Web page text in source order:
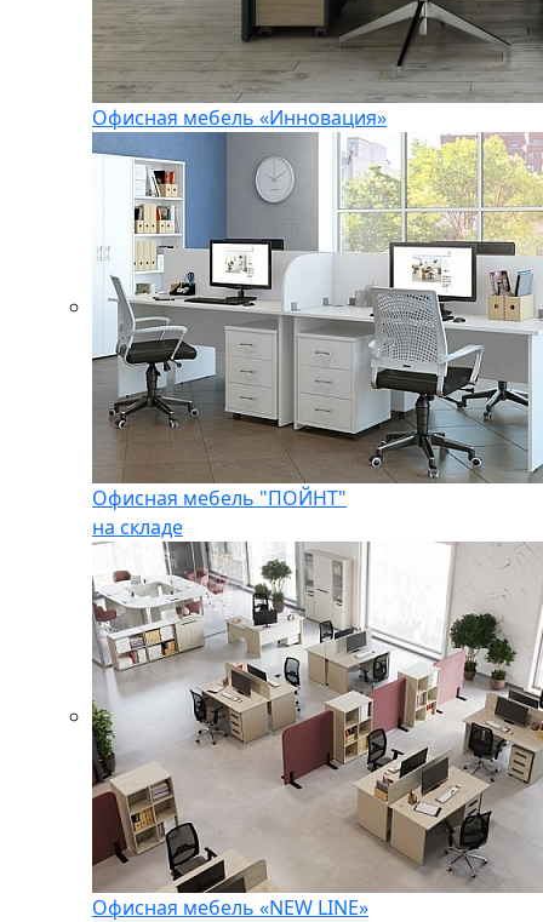
Офисная мебель «Инновация»
Офисная мебель "ПОЙНТ"
на складе
Офисная мебель «NEW LINE»